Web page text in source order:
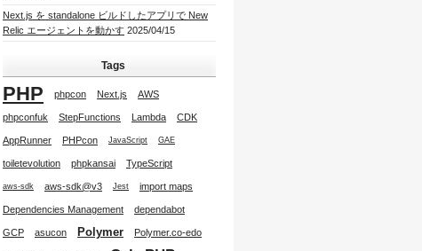
Next.js を standalone ビルドしたアプリで New
Relic エージェントを動かす 2025/04/15
Tags
PHP phpcon Next.js AWS
phpconfuk StepFunctions Lambda CDK
AppRunner PHPcon JavaScript GAE
toiletevolution phpkansai TypeScript
aws-sdk aws-sdk@v3 Jest import maps
Dependencies Management dependabot
GCP asucon Polymer Polymer.co-edo